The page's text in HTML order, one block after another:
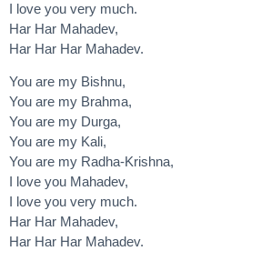
I love you very much.
Har Har Mahadev,
Har Har Har Mahadev.
You are my Bishnu,
You are my Brahma,
You are my Durga,
You are my Kali,
You are my Radha-Krishna,
I love you Mahadev,
I love you very much.
Har Har Mahadev,
Har Har Har Mahadev.